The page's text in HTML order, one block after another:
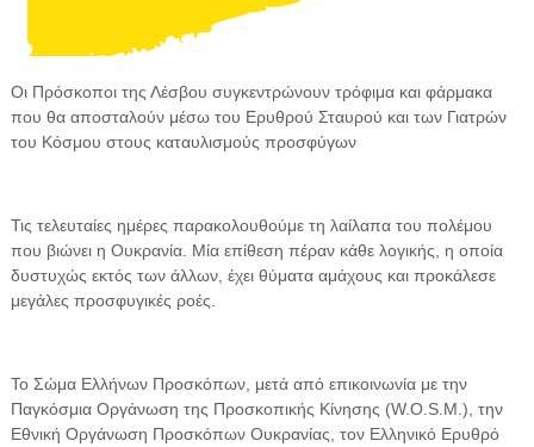
Οι Πρόσκοποι της Λέσβου συγκεντρώνουν τρόφιμα και φάρμακα
που θα αποσταλούν μέσω του Ερυθρού Σταυρού και των Γιατρών
του Κόσμου στους καταυλισμούς προσφύγων
Τις τελευταίες ημέρες παρακολουθούμε τη λαίλαπα του πολέμου
που βιώνει η Ουκρανία. Μία επίθεση πέραν κάθε λογικής, η οποία
δυστυχώς εκτός των άλλων, έχει θύματα αμάχους και προκάλεσε
μεγάλες προσφυγικές ροές.
Το Σώμα Ελλήνων Προσκόπων, μετά από επικοινωνία με την
Παγκόσμια Οργάνωση της Προσκοπικής Κίνησης (W.O.S.M.), την
Εθνική Οργάνωση Προσκόπων Ουκρανίας, τον Ελληνικό Ερυθρό